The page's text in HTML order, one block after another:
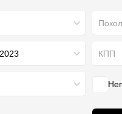
2023 КПП